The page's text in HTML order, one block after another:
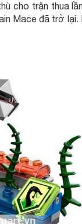
cho trận thua
Mace đã trở lại.